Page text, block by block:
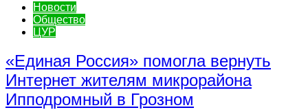
Новости
Общество
ЦУР
«Единая Россия» помогла вернуть
Интернет жителям микрорайона
Ипподромный в Грозном